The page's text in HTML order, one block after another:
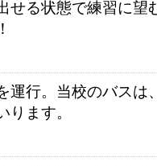
せる状態で練習に望
運行。当校のバスは
ります。